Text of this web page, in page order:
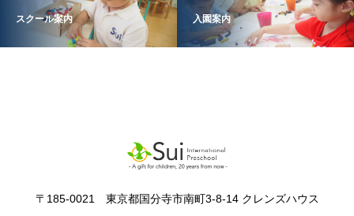
スクール案内 入園案内
〒185-0021 東京都国分寺市南町3-8-14 クレンズハウス